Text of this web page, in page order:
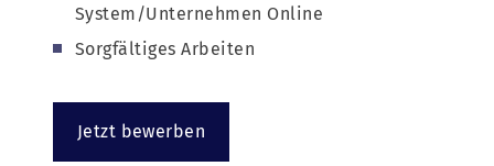
System/Unternehmen Online
Sorgfältiges Arbeiten
Jetzt bewerben